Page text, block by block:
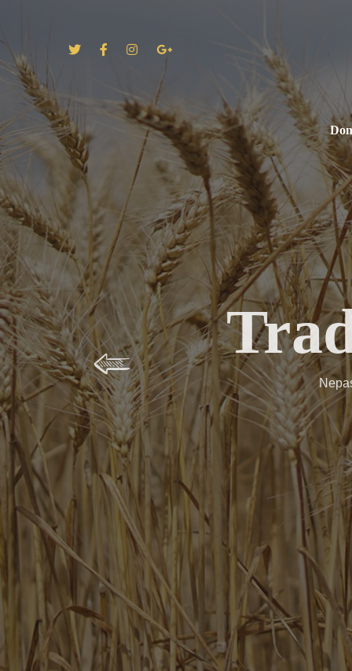
Vaření piva
Každý má